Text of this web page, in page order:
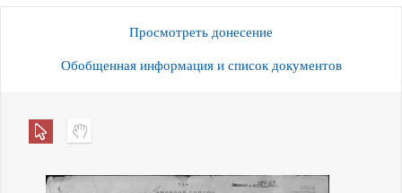
Просмотреть донесение
Обобщенная информация и список документов